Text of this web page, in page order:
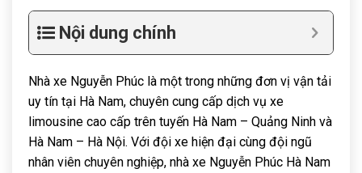
Nội dung chính
Nhà xe Nguyễn Phúc là một trong những đơn vị vận tải
uy tín tại Hà Nam, chuyên cung cấp dịch vụ xe
limousine cao cấp trên tuyến Hà Nam – Quảng Ninh và
Hà Nam – Hà Nội. Với đội xe hiện đại cùng đội ngũ
nhân viên chuyên nghiệp, nhà xe Nguyễn Phúc Hà Nam